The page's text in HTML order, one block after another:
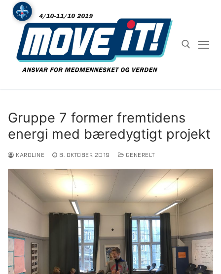
Spring
indhold
Gruppe 7 former fremtidens
energi med bæredygtigt projekt
KAROLINE 8. OKTOBER 2019 GENERELT